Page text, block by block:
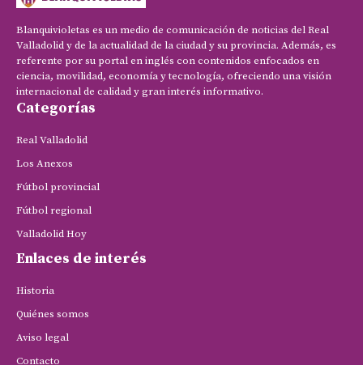
Blanquivioletas es un medio de comunicación de noticias del Real
Valladolid y de la actualidad de la ciudad y su provincia. Además, es
referente por su portal en inglés con contenidos enfocados en
ciencia, movilidad, economía y tecnología, ofreciendo una visión
internacional de calidad y gran interés informativo.
Categorías
Real Valladolid
Los Anexos
Fútbol provincial
Fútbol regional
Valladolid Hoy
Enlaces de interés
Historia
Quiénes somos
Aviso legal
Contacto